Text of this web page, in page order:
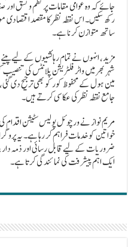
جائے کہ وہ عوامی مقامات پر نظم و نسق اور
رکھ سکیں۔ اس نقطہ نظر کا مقصد
ساتھ متوازن کرنا ہے۔
مزید، انہوں نے تمام رہائشیوں کے لیے
شہر بھر میں واٹر فلٹریشن پلانٹس کی
مین ہول کے محفوظ کور کو بھی ترجیح دی
جامع نقطہ نظر کی عکاسی کرتے ہیں۔
خواتین کو خدمات فراہم کر رہا ہے۔ یہ
ضروریات کے لیے قابل رسائی اور ذمہ
ایک اہم پیشرفت کی نمائندگی کرتا ہے۔